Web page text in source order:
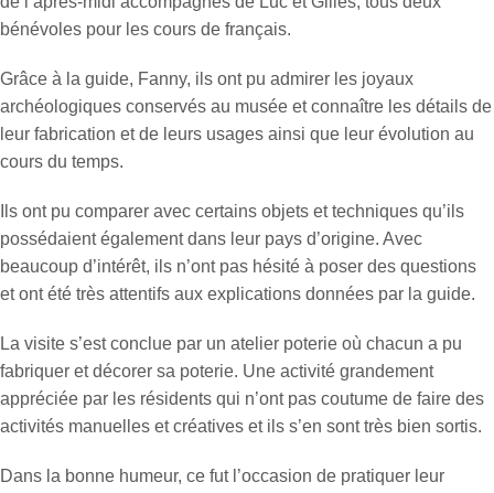
bénévoles pour les cours de français.
Grâce à la guide, Fanny, ils ont pu admirer les joyaux
archéologiques conservés au musée et connaître les détails de
leur fabrication et de leurs usages ainsi que leur évolution au
cours du temps.
Ils ont pu comparer avec certains objets et techniques qu’ils
possédaient également dans leur pays d’origine. Avec
beaucoup d’intérêt, ils n’ont pas hésité à poser des questions
et ont été très attentifs aux explications données par la guide.
La visite s’est conclue par un atelier poterie où chacun a pu
fabriquer et décorer sa poterie. Une activité grandement
appréciée par les résidents qui n’ont pas coutume de faire des
activités manuelles et créatives et ils s’en sont très bien sortis.
Dans la bonne humeur, ce fut l’occasion de pratiquer leur